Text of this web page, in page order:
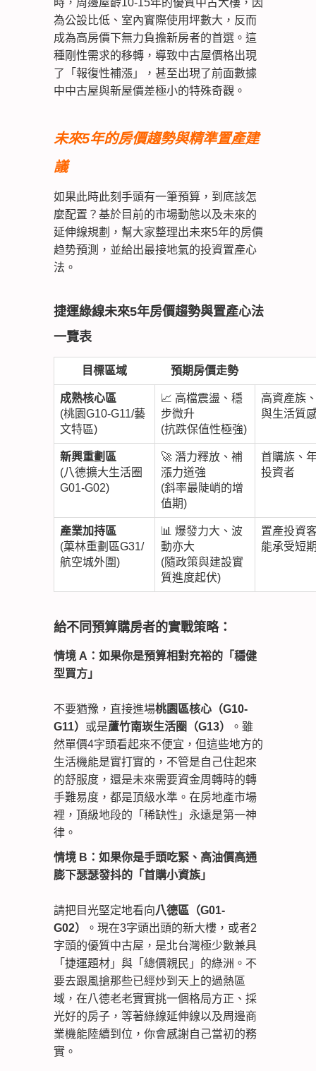
時，周邊屋齡10-15年的優質中古大樓，因
為公設比低、室內實際使用坪數大，反而
成為高房價下無力負擔新房者的首選。這
種剛性需求的移轉，導致中古屋價格出現
了「報復性補漲」，甚至出現了前面數據
中中古屋與新屋價差極小的特殊奇觀。
未來5年的房價趨勢與精準置產建
議
如果此時此刻手頭有一筆預算，到底該怎
麼配置？基於目前的市場動態以及未來的
延伸線規劃，幫大家整理出未來5年的房價
趋势預測，並給出最接地氣的投資置產心
法。
捷運綠線未來5年房價趨勢與置產心法
一覽表
目標區域 預期房價走勢
成熟核心區
(桃園G10-G11/藝
文特區)
📈 高檔震盪、穩
步微升
(抗跌保值性極強)
高資產族
與生活質
新興重劃區
(八德擴大生活圈
G01-G02)
🚀 潛力釋放、補
漲力道強
(斜率最陡峭的增
值期)
首購族、
投資者
產業加持區
(菓林重劃區G31/
航空城外圍)
📊 爆發力大、波
動亦大
(隨政策與建設實
質進度起伏)
置產投資
能承受短
給不同預算購房者的實戰策略：
情境 A：如果你是預算相對充裕的「穩健
型買方」
不要猶豫，直接進場桃園區核心（G10-
G11） 或是蘆竹南崁生活圈（G13）
。雖
然單價4字頭看起來不便宜，但這些地方的
生活機能是實打實的，不管是自己住起來
的舒服度，還是未來需要資金周轉時的轉
手難易度，都是頂級水準。在房地產市場
裡，頂級地段的「稀缺性」永遠是第一神
律。
情境 B：如果你是手頭吃緊、高油價高通
膨下瑟瑟發抖的「首購小資族」
請把目光堅定地看向八德區（G01-
G02）
。現在3字頭出頭的新大樓，或者2
字頭的優質中古屋，是北台灣極少數兼具
「捷運題材」與「總價親民」的綠洲。不
要去跟風搶那些已經炒到天上的過熱區
域，在八德老老實實挑一個格局方正、採
光好的房子，等著綠線延伸線以及周邊商
業機能陸續到位，你會感謝自己當初的務
實。